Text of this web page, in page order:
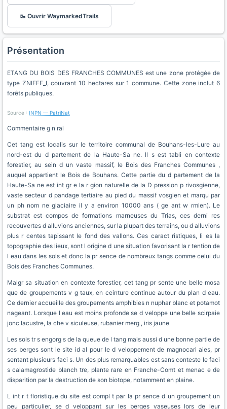
🥾 Ouvrir WaymarkedTrails
Présentation
ETANG DU BOIS DES FRANCHES COMMUNES est une zone protégée de
type ZNIEFF_I, couvrant 10 hectares sur 1 commune. Cette zone inclut 6
forêts publiques.
Source : INPN — PatriNat
Commentaire g n ral
Cet tang est localis sur le territoire communal de Bouhans-les-Lure au
nord-est du d partement de la Haute-Sa ne. Il s est tabli en contexte
forestier, au sein d un vaste massif, le Bois des Franches Communes ,
auquel appartient le Bois de Bouhans. Cette partie du d partement de la
Haute-Sa ne est int gr e la r gion naturelle de la D pression p rivosgienne,
vaste secteur d pandage tertiaire au pied du massif vosgien et marqu par
un ph nom ne glaciaire il y a environ 10000 ans ( ge ant w rmien). Le
substrat est compos de formations marneuses du Trias, ces derni res
recouvertes d alluvions anciennes, sur la plupart des terrains, ou d alluvions
plus r centes tapissant le fond des vallons. Ces caract ristiques, li es la
topographie des lieux, sont l origine d une situation favorisant la r tention de
l eau dans les sols et donc la pr sence de nombreux tangs comme celui du
Bois des Franches Communes.
Malgr sa situation en contexte forestier, cet tang pr sente une belle mosa
que de groupements v g taux, en ceinture continue autour du plan d eau.
Ce dernier accueille des groupements amphibies n nuphar blanc et potamot
nageant. Lorsque l eau est moins profonde se d veloppe une belle scirpaie
jonc lacustre, la che v siculeuse, rubanier merg , iris jaune
Les sols tr s engorg s de la queue de l tang mais aussi d une bonne partie de
ses berges sont le site id al pour le d veloppement de magnocari aies, pr
sentant plusieurs faci s. Un des plus remarquables est sans conteste le faci
s calamagrostide blanch tre, plante rare en Franche-Comt et menac e de
disparition par la destruction de son biotope, notamment en plaine.
L int r t floristique du site est compl t par la pr sence d un groupement un
peu particulier, se d veloppant sur les berges vaseuses lors de leur